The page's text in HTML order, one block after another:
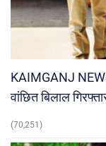
KAIMGANJ
वांछित बिलाल
(70,251)